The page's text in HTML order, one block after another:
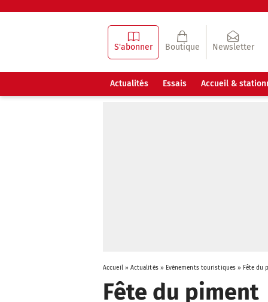
S'abonner Boutique Newsletter
Actualités Essais Accueil &
Accueil» Actualités» Evénements touristiques » Fête du
Fête du piment